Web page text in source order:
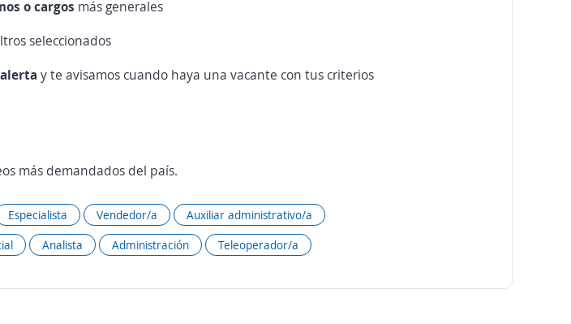
o cargos más generales
seleccionados
alertay te avisamos cuando haya una vacante con tus criterios
más demandados del país.
Especialista Vendedor/a
Auxiliar administrativo/a
Analista Administración Teleoperador/a